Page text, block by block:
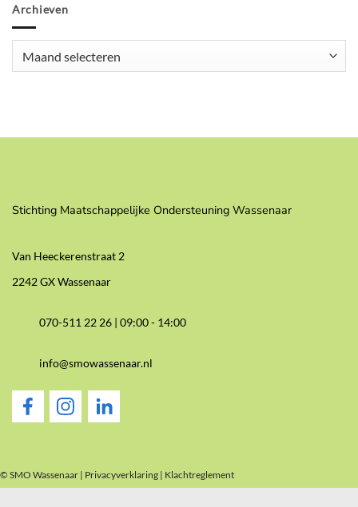
Archieven
Stichting Maatschappelijke Ondersteuning Wassenaar
Van Heeckerenstraat 2
2242 GX Wassenaar
070-511 22 26 |09:00 - 14:00
info@smowassenaar.nl
© SMO Wassenaar | Privacyverklaring | Klachtreglement